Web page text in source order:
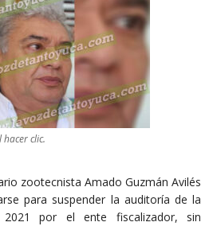
clic.
zootecnista Amado Guzmán Avilés
para suspender la auditoría de la
2021 por el ente fiscalizador, sin